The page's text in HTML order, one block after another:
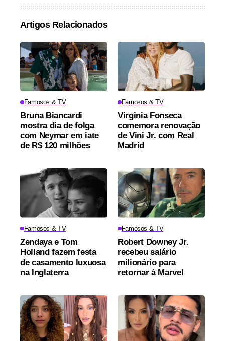
Artigos Relacionados
Famosos & TV
Bruna Biancardi
mostra dia de folga
com Neymar em iate
de R$ 120 milhões
Famosos & TV
Virginia Fonseca
comemora renovação
de Vini Jr. com Real
Madrid
Famosos & TV
Zendaya e Tom
Holland fazem festa
de casamento luxuosa
na Inglaterra
Famosos & TV
Robert Downey Jr.
recebeu salário
milionário para
retornar à Marvel